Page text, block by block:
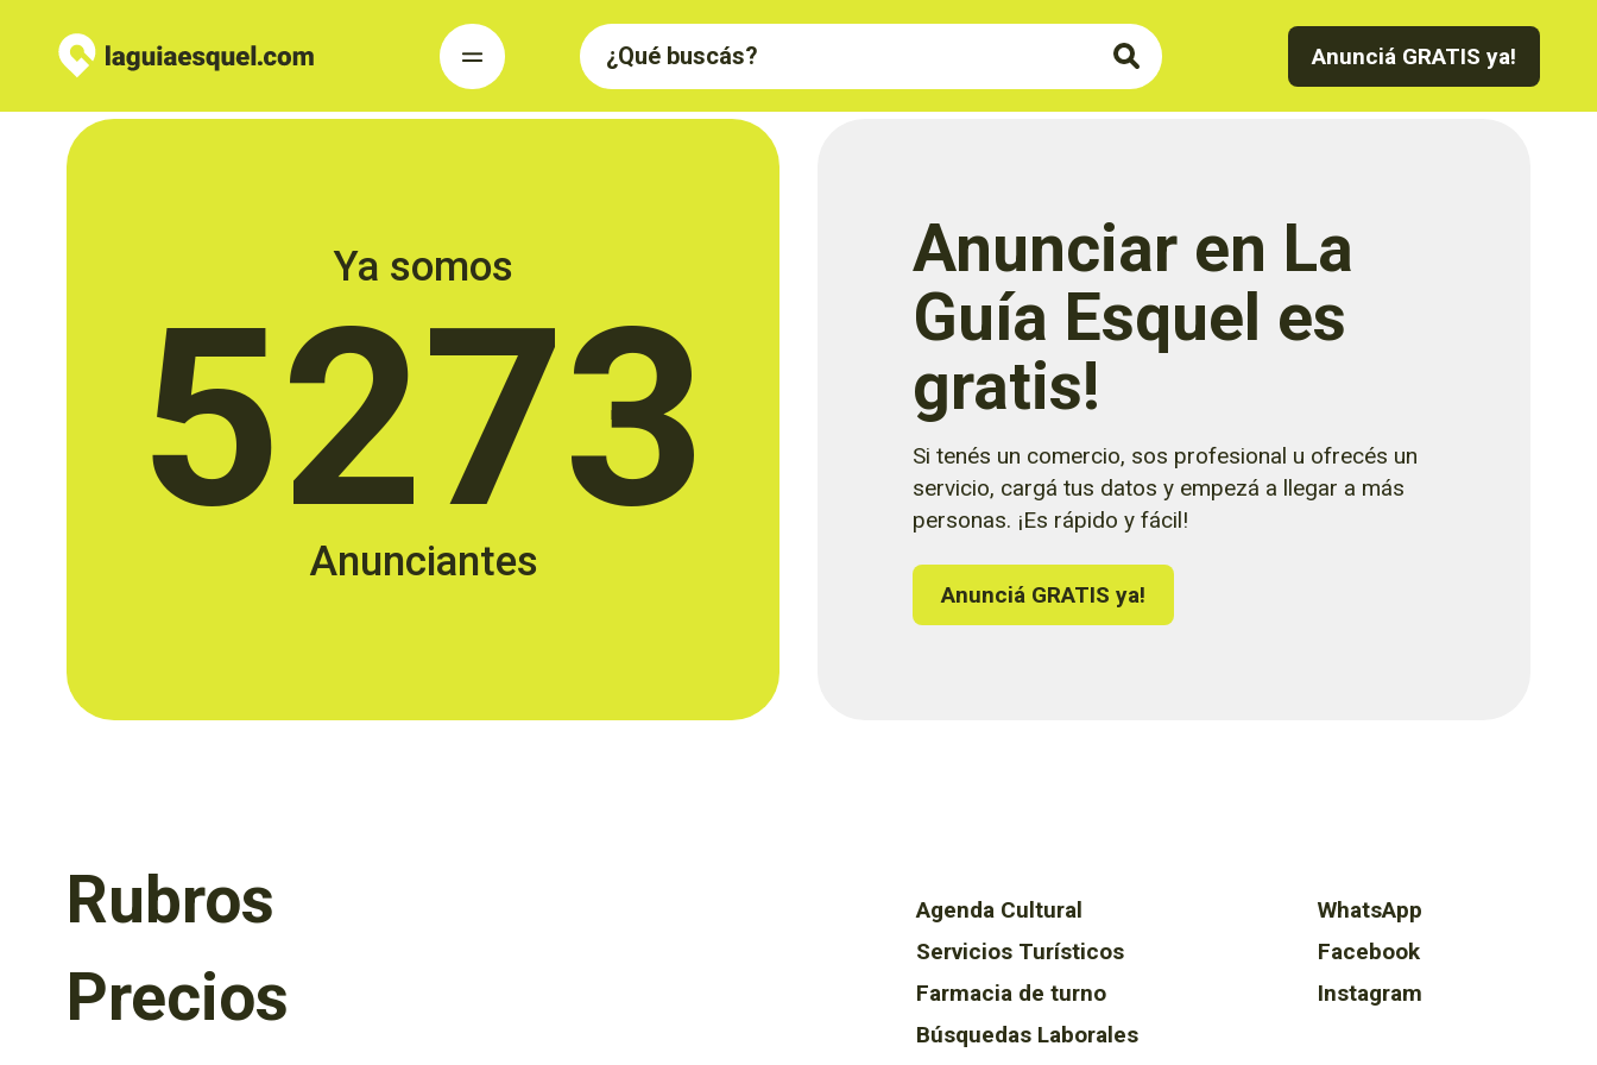
Anunciá GRATIS ya!
Ya somos
5273
Anunciantes
Anunciar en La
Guía Esquel es
gratis!
Si tenés un comercio, sos profesional u ofrecés un
servicio, cargá tus datos y empezá a llegar a más
personas. ¡Es rápido y fácil!
Anunciá GRATIS ya!
Rubros
Precios
Agenda Cultural
Servicios Turísticos
Farmacia de turno
Búsquedas Laborales
WhatsApp
Facebook
Instagram